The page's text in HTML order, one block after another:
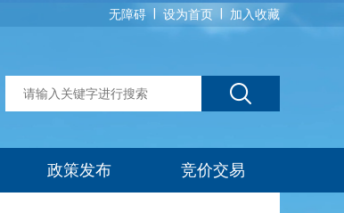
无障碍 设为首页 加入收藏
政策发布 竞价交易